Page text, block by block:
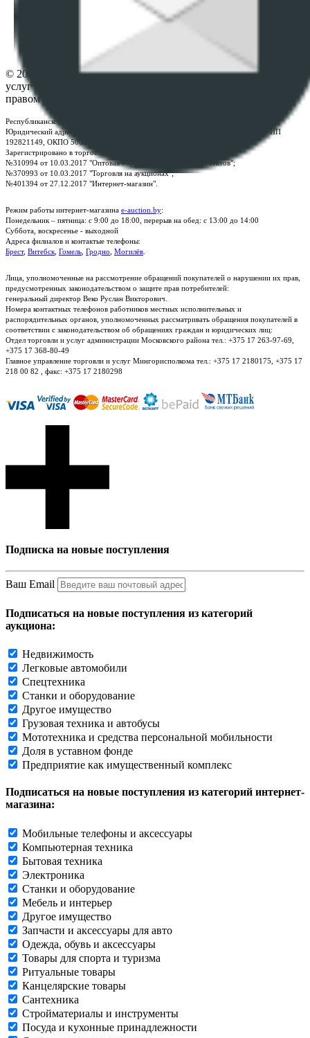
Настройки cookie-файлов
© 2026 Республиканское унитарное предприятие по оказанию
услуг "БелЮрОбеспечение" - Все права защищены авторским
правом
Республиканское унитарное предприятие по оказанию услуг "БелЮрОбеспечение"
Юридический адрес: г. Минск, пр-т. Дзержинского, 1Б, e-mail:
, УНП
192821149, ОКПО 500111895000
Зарегистрировано в торговом реестре Республики Беларусь:
№310994 от 10.03.2017 "Оптовая торговля без торговых объектов";
№370993 от 10.03.2017 "Торговля на аукционах";
№401394 от 27.12.2017 "Интернет-магазин".
Режим работы интернет-магазина e-auction.by:
Понедельник – пятница: с 9:00 до 18:00, перерыв на обед: с 13:00 до 14:00
Суббота, воскресенье - выходной
Адреса филиалов и контактые телефоны:
Брест, Витебск Гомель Гродно Могилёв
Лица, уполномоченные на рассмотрение обращений покупателей о нарушении их прав,
предусмотренных законодательством о защите прав потребителей:
генеральный директор Веко Руслан Викторович.
Номера контактных телефонов работников местных исполнительных и
распорядительных органов, уполномоченных рассматривать обращения покупателей в
соответствии с законодательством об обращениях граждан и юридических лиц:
Отдел торговли и услуг администрации Московского района тел.: +375 17 263-97-69,
+375 17 368-80-49
Главное управление торговли и услуг Мингорисполкома тел.: +375 17 2180175, +375 17
218 00 82 , факс: +375 17 2180298
Подписка на новые поступления
Ваш Email
Подписаться на новые поступления из категорий
аукциона:
Недвижимость
Легковые автомобили
Спецтехника
Станки и оборудование
Другое имущество
Грузовая техника и автобусы
Мототехника и средства персональной мобильности
Доля в уставном фонде
Предприятие как имущественный комплекс
Подписаться на новые поступления из категорий интернет-
магазина:
Мобильные телефоны и аксессуары
Компьютерная техника
Бытовая техника
Электроника
Станки и оборудование
Мебель и интерьер
Другое имущество
Запчасти и аксессуары для авто
Одежда, обувь и аксессуары
Товары для спорта и туризма
Ритуальные товары
Канцелярские товары
Сантехника
Стройматериалы и инструменты
Посуда и кухонные принадлежности